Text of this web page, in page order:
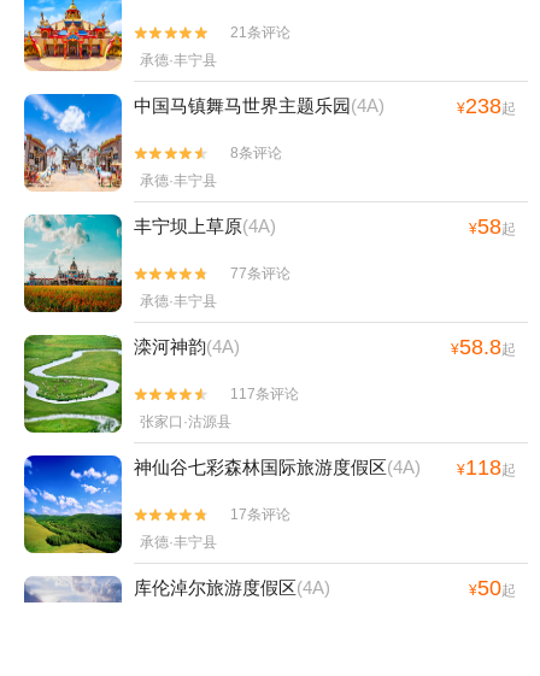


21条评论
承德·丰宁县
中国马镇舞马世界主题乐园 (4A) ¥238起


8条评论
承德·丰宁县
丰宁坝上草原(4A) ¥58起


77条评论
承德·丰宁县
滦河神韵(4A) ¥58.8起


117条评论
张家口·沽源县
神仙谷七彩森林国际旅游度假区(4A) ¥118起


17条评论
承德·丰宁县
库伦淖尔旅游度假区(4A) ¥50起